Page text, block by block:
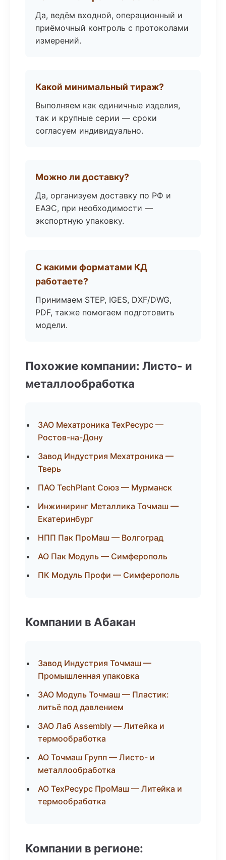
Да, ведём входной, операционный и
приёмочный контроль с протоколами
измерений.
Какой минимальный тираж?
Выполняем как единичные изделия,
так и крупные серии — сроки
согласуем индивидуально.
Можно ли доставку?
Да, организуем доставку по РФ и
ЕАЭС, при необходимости —
экспортную упаковку.
С какими форматами КД
работаете?
Принимаем STEP, IGES, DXF/DWG,
PDF, также помогаем подготовить
модели.
Похожие компании: Листо- и
металлообработка
ЗАО Мехатроника ТехРесурс —
Ростов-на-Дону
Завод Индустрия Мехатроника —
Тверь
ПАО TechPlant Союз — Мурманск
Инжиниринг Металлика Точмаш —
Екатеринбург
НПП Пак ПроМаш — Волгоград
АО Пак Модуль — Симферополь
ПК Модуль Профи — Симферополь
Компании в Абакан
Завод Индустрия Точмаш —
Промышленная упаковка
ЗАО Модуль Точмаш — Пластик:
литьё под давлением
ЗАО Лаб Assembly — Литейка и
термообработка
АО Точмаш Групп — Листо- и
металлообработка
АО ТехРесурс ПроМаш — Литейка и
термообработка
Компании в регионе: